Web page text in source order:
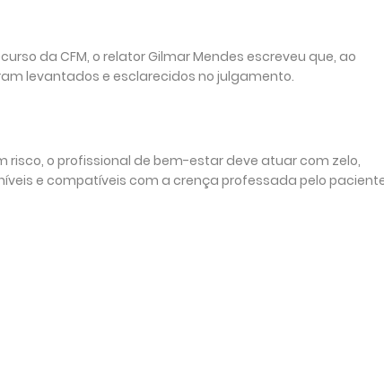
da CFM, o relator Gilmar Mendes escreveu que, ao
levantados e esclarecidos no julgamento.
risco, o profissional de bem-estar deve atuar com zelo,
e compatíveis com a crença professada pelo